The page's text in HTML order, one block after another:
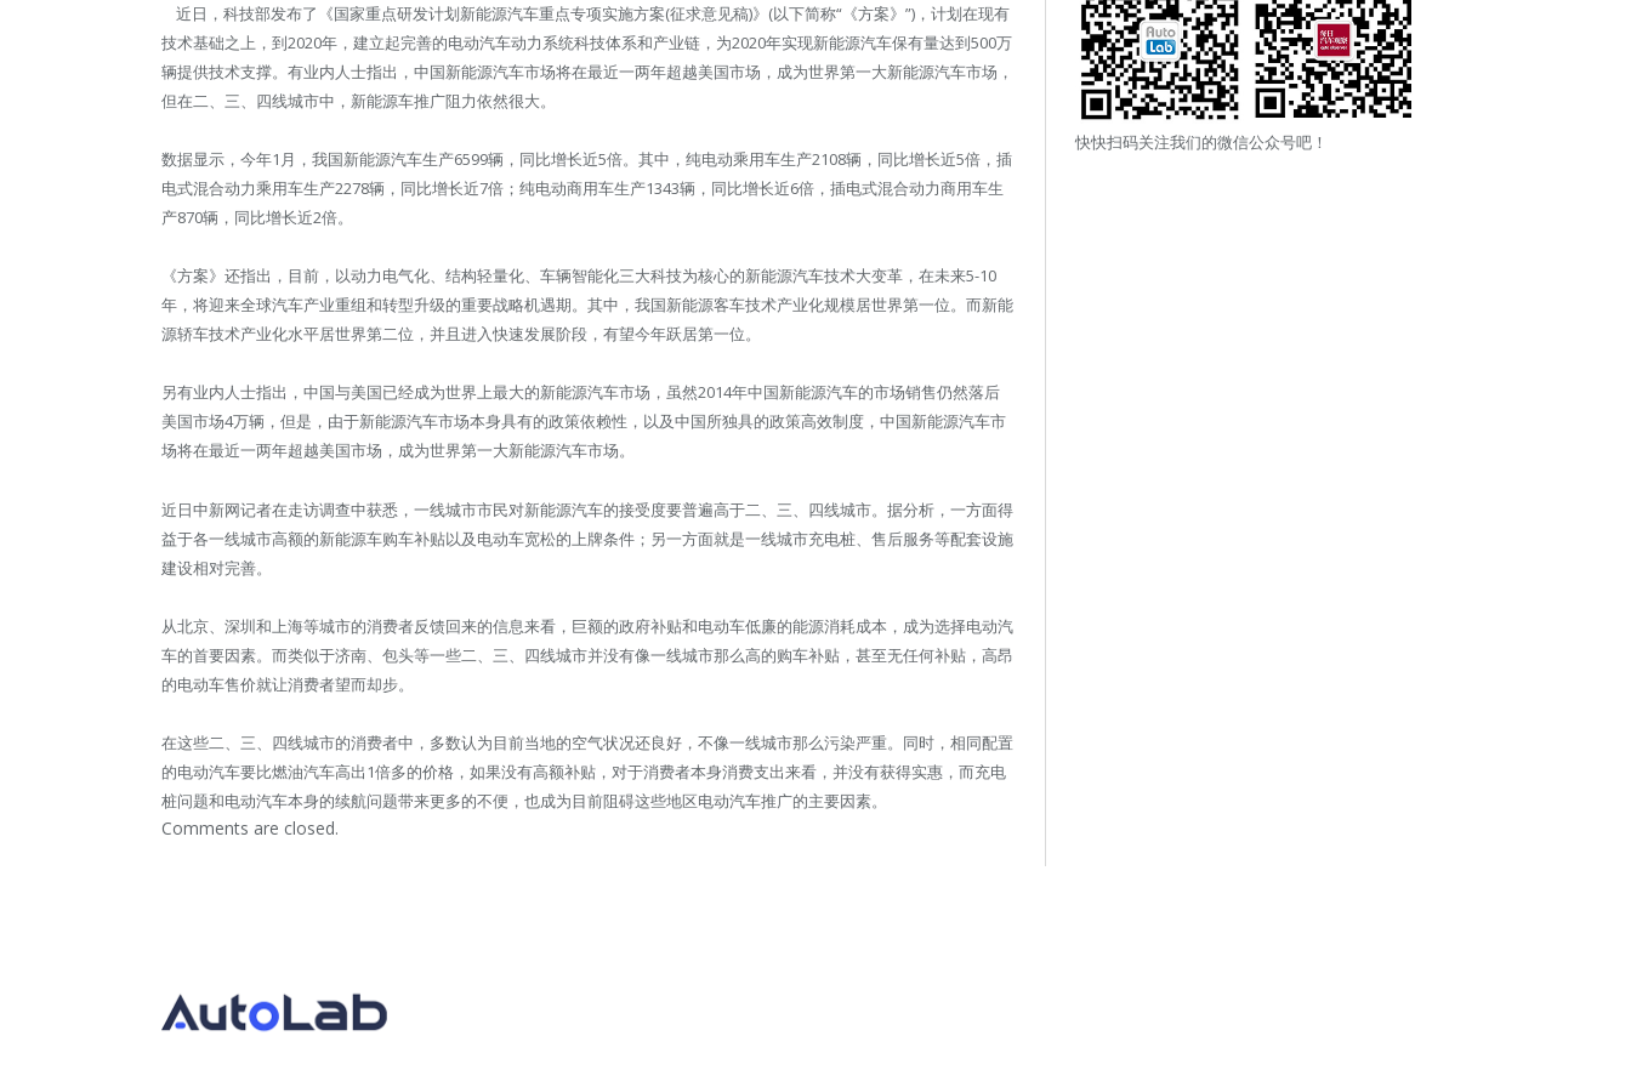
近日，科技部发布了《国家重点研发计划新能源汽车重点专项实施方案(征求意见稿)》(以下简称“《方案》”)，计划在现有
技术基础之上，到2020年，建立起完善的电动汽车动力系统科技体系和产业链，为2020年实现新能源汽车保有量达到500万
辆提供技术支撑。有业内人士指出，中国新能源汽车市场将在最近一两年超越美国市场，成为世界第一大新能源汽车市场，
但在二、三、四线城市中，新能源车推广阻力依然很大。
数据显示，今年1月，我国新能源汽车生产6599辆，同比增长近5倍。其中，纯电动乘用车生产2108辆，同比增长近5倍，插
电式混合动力乘用车生产2278辆，同比增长近7倍；纯电动商用车生产1343辆，同比增长近6倍，插电式混合动力商用车生
产870辆，同比增长近2倍。
《方案》还指出，目前，以动力电气化、结构轻量化、车辆智能化三大科技为核心的新能源汽车技术大变革，在未来5-10
年，将迎来全球汽车产业重组和转型升级的重要战略机遇期。其中，我国新能源客车技术产业化规模居世界第一位。而新能
源轿车技术产业化水平居世界第二位，并且进入快速发展阶段，有望今年跃居第一位。
另有业内人士指出，中国与美国已经成为世界上最大的新能源汽车市场，虽然2014年中国新能源汽车的市场销售仍然落后
美国市场4万辆，但是，由于新能源汽车市场本身具有的政策依赖性，以及中国所独具的政策高效制度，中国新能源汽车市
场将在最近一两年超越美国市场，成为世界第一大新能源汽车市场。
近日中新网记者在走访调查中获悉，一线城市市民对新能源汽车的接受度要普遍高于二、三、四线城市。据分析，一方面得
益于各一线城市高额的新能源车购车补贴以及电动车宽松的上牌条件；另一方面就是一线城市充电桩、售后服务等配套设施
建设相对完善。
从北京、深圳和上海等城市的消费者反馈回来的信息来看，巨额的政府补贴和电动车低廉的能源消耗成本，成为选择电动汽
车的首要因素。而类似于济南、包头等一些二、三、四线城市并没有像一线城市那么高的购车补贴，甚至无任何补贴，高昂
的电动车售价就让消费者望而却步。
在这些二、三、四线城市的消费者中，多数认为目前当地的空气状况还良好，不像一线城市那么污染严重。同时，相同配置
的电动汽车要比燃油汽车高出1倍多的价格，如果没有高额补贴，对于消费者本身消费支出来看，并没有获得实惠，而充电
桩问题和电动汽车本身的续航问题带来更多的不便，也成为目前阻碍这些地区电动汽车推广的主要因素。
Comments are closed.
快快扫码关注我们的微信公众号吧！